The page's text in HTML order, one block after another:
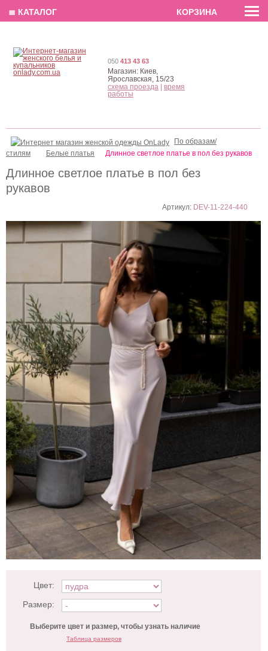
EN РУС
Длинное светлое платье в пол без
рукавов
Артикул: DEV-11-224-440
Цвет:
Размер:
Выберите цвет и размер, чтобы узнать наличие
Таблица размеров
По образам/
стилям
Белые платья Длинное светлое платье в пол без рукавов
050 413 43 63
Магазин: Киев,
Ярославская, 15/23
схема проезда
время
работы
≣ КАТАЛОГ КОРЗИНА